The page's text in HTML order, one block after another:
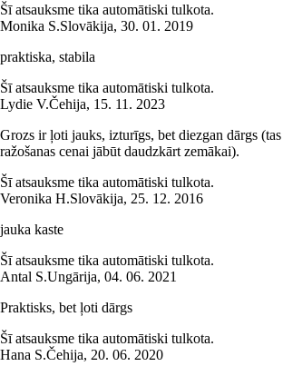
Šī atsauksme tika automātiski tulkota.
Monika S.Slovākija, 30. 01. 2019
praktiska, stabila
Šī atsauksme tika automātiski tulkota.
Lydie V.Čehija, 15. 11. 2023
Grozs ir ļoti jauks, izturīgs, bet diezgan dārgs
ražošanas cenai jābūt daudzkārt zemākai).
Šī atsauksme tika automātiski tulkota.
Veronika H.Slovākija, 25. 12. 2016
jauka kaste
Šī atsauksme tika automātiski tulkota.
Antal S.Ungārija, 04. 06. 2021
Praktisks, bet ļoti dārgs
Šī atsauksme tika automātiski tulkota.
Hana S.Čehija, 20. 06. 2020